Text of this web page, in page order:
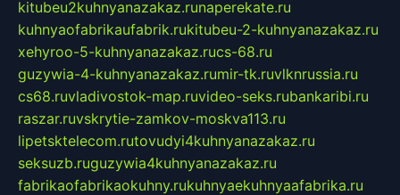
kitubeu2kuhnyanazakaz.runaperekate.ru
kuhnyaofabrikaufabrik.rukitubeu-2-kuhnyanazakaz.ru
xehyroo-5-kuhnyanazakaz.rucs-68.ru
guzywia-4-kuhnyanazakaz.rumir-tk.ruvlknrussia.ru
cs68.ruvladivostok-map.ruvideo-seks.rubankaribi.ru
raszar.ruvskrytie-zamkov-moskva113.ru
lipetsktelecom.rutovudyi4kuhnyanazakaz.ru
seksuzb.ruguzywia4kuhnyanazakaz.ru
fabrikaofabrikaokuhny.rukuhnyaekuhnyaafabrika.ru